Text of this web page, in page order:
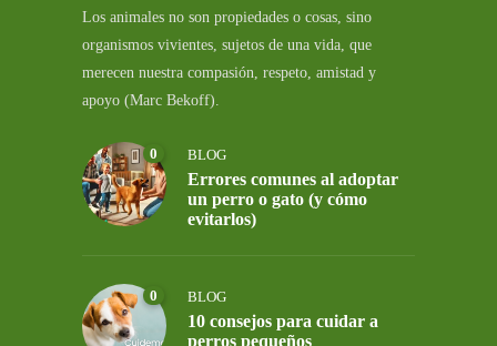
Los animales no son propiedades o cosas, sino
organismos vivientes, sujetos de una vida, que
merecen nuestra compasión, respeto, amistad y
apoyo (Marc Bekoff).
0 BLOG
Errores comunes al adoptar
un perro o gato (y cómo
evitarlos)
0 BLOG
10 consejos para cuidar a
perros pequeños